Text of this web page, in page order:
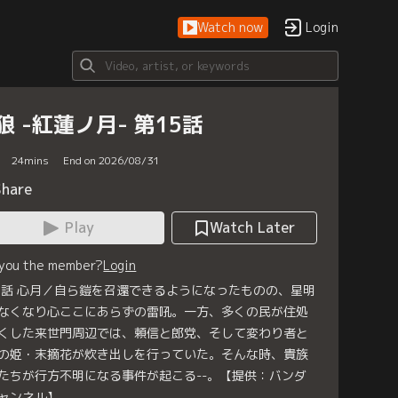
Watch now Login
-紅蓮ノ月- 第15話
24mins End on 2026/08/31
Play
Watch Later
the member?Login
心月／自ら鎧を召還できるようになったものの、星明
くなり心ここにあらずの雷吼。一方、多くの民が住処
した来世門周辺では、頼信と郎党、そして変わり者と
姫・末摘花が炊き出しを行っていた。そんな時、貴族
ちが行方不明になる事件が起こる--。【提供：バンダ